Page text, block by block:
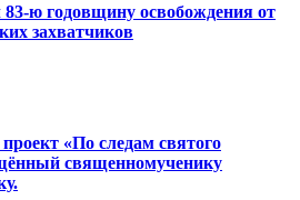
83-ю годовщину освобождения от
захватчиков
«По следам святого
священномученику